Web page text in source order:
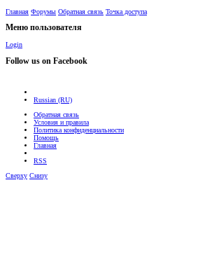
Главная Форумы Обратная связь Точка доступа
Меню пользователя
Login
Follow us on Facebook
Russian (RU)
Обратная связь
Условия и правила
Политика конфиденциальности
Помощь
Главная
RSS
Сверху Снизу